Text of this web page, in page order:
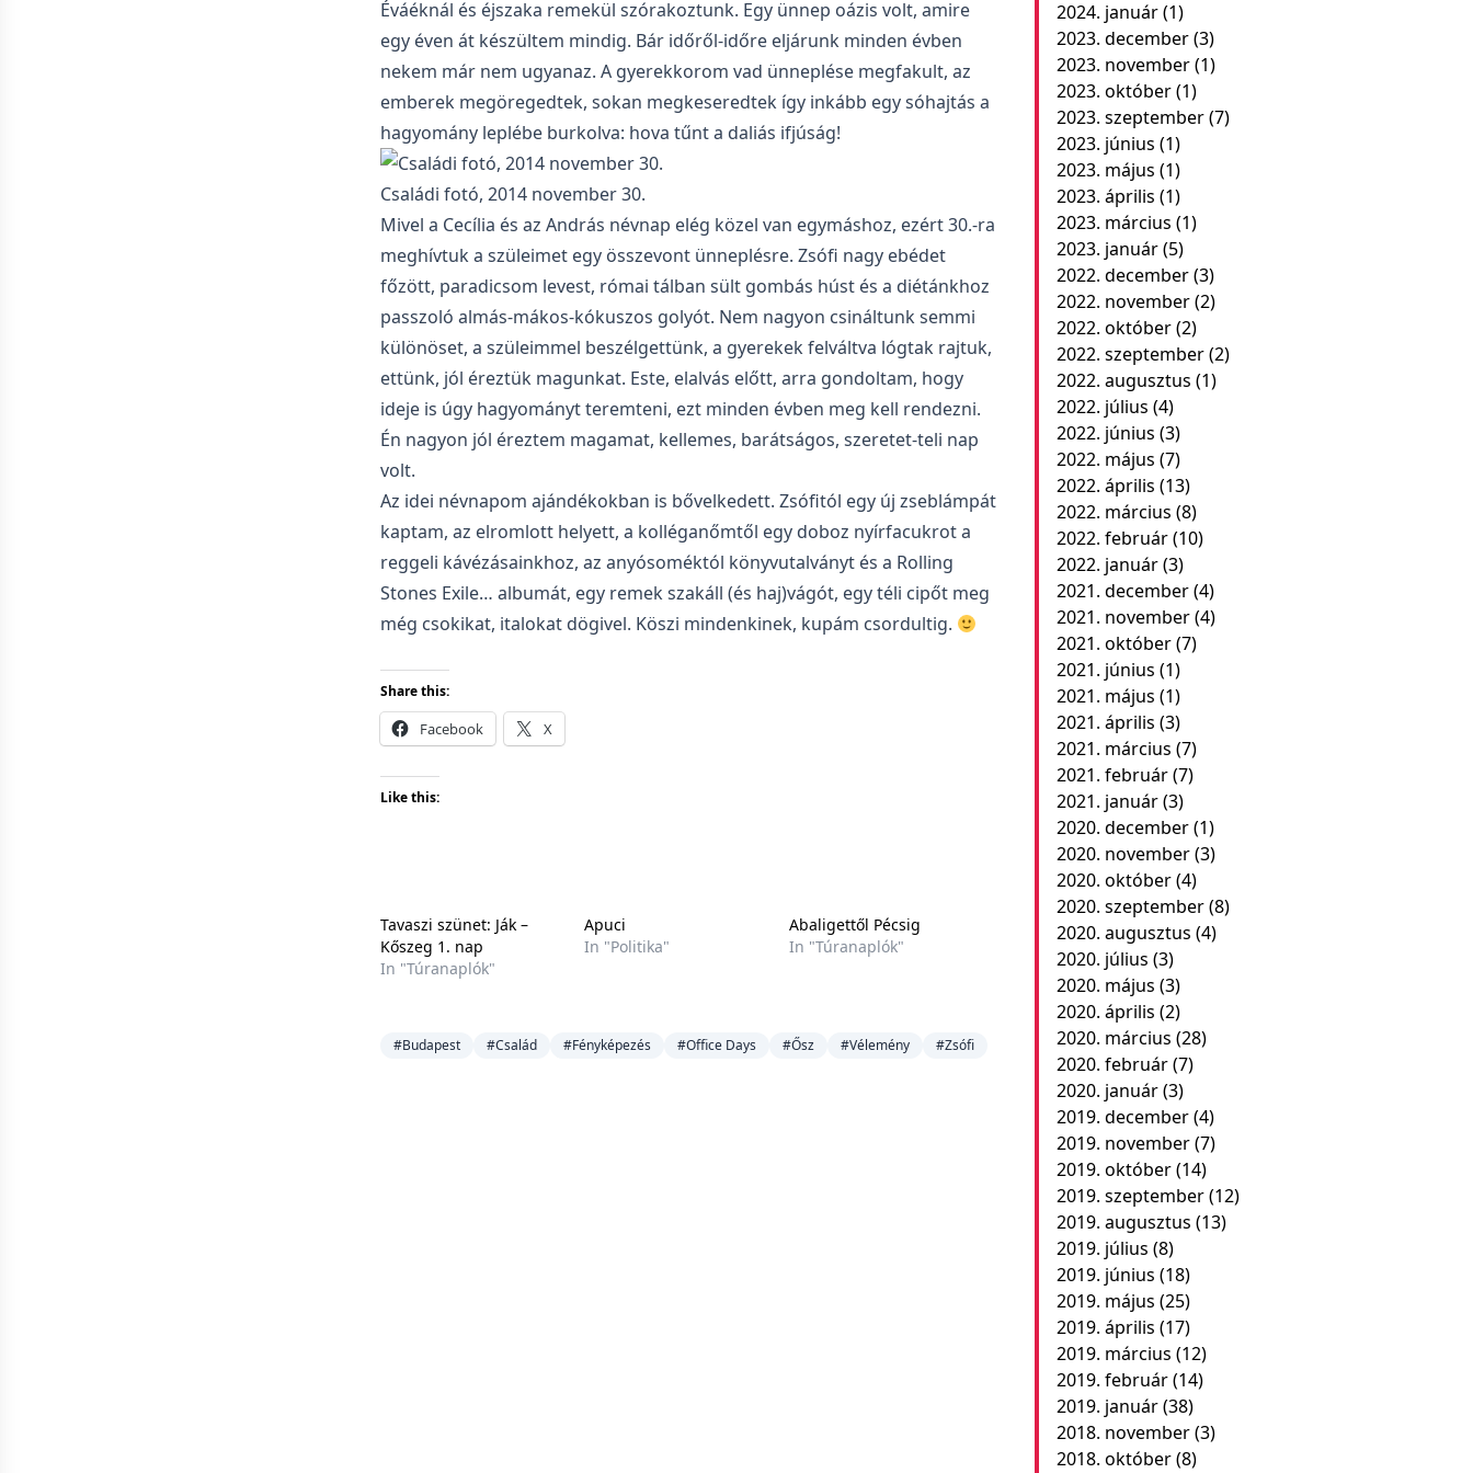
Éváéknál és éjszaka remekül szórakoztunk. Egy ünnep oázis volt, amire
egy éven át készültem mindig. Bár időről-időre eljárunk minden évben
nekem már nem ugyanaz. A gyerekkorom vad ünneplése megfakult, az
emberek megöregedtek, sokan megkeseredtek így inkább egy sóhajtás a
hagyomány leplébe burkolva: hova tűnt a daliás ifjúság!
Családi fotó, 2014 november 30.
Mivel a Cecília és az András névnap elég közel van egymáshoz, ezért 30.-ra
meghívtuk a szüleimet egy összevont ünneplésre. Zsófi nagy ebédet
főzött, paradicsom levest, római tálban sült gombás húst és a diétánkhoz
passzoló almás-mákos-kókuszos golyót. Nem nagyon csináltunk semmi
különöset, a szüleimmel beszélgettünk, a gyerekek felváltva lógtak rajtuk,
ettünk, jól éreztük magunkat. Este, elalvás előtt, arra gondoltam, hogy
ideje is úgy hagyományt teremteni, ezt minden évben meg kell rendezni.
Én nagyon jól éreztem magamat, kellemes, barátságos, szeretet-teli nap
volt.
Az idei névnapom ajándékokban is bővelkedett. Zsófitól egy új zseblámpát
kaptam, az elromlott helyett, a kolléganőmtől egy doboz nyírfacukrot a
reggeli kávézásainkhoz, az anyósoméktól könyvutalványt és a Rolling
Stones Exile… albumát, egy remek szakáll (és haj)vágót, egy téli cipőt meg
még csokikat, italokat dögivel. Köszi mindenkinek, kupám csordultig.
Share this:
Facebook X
Like this:
Tavaszi szünet: Ják –
Kőszeg 1. nap
In "Túranaplók"
Apuci
In "Politika"
Abaligettől Pécsig
In "Túranaplók"
#Budapest #Család #Fényképezés #Office Days #Ősz #Vélemény #Zsófi
2024. január(1)
2023. december(3)
2023. november(1)
2023. október(1)
2023. szeptember(7)
2023. június (1)
2023. május (1)
2023. április (1)
2023. március (1)
2023. január(5)
2022. december(3)
2022. november(2)
2022. október(2)
2022. szeptember(2)
2022. augusztus (1)
2022. július (4)
2022. június (3)
2022. május (7)
2022. április (13)
2022. március (8)
2022. február(10)
2022. január(3)
2021. december(4)
2021. november(4)
2021. október(7)
2021. június (1)
2021. május (1)
2021. április (3)
2021. március (7)
2021. február(7)
2021. január(3)
2020. december(1)
2020. november(3)
2020. október(4)
2020. szeptember(8)
2020. augusztus (4)
2020. július (3)
2020. május (3)
2020. április (2)
2020. március (28)
2020. február(7)
2020. január(3)
2019. december(4)
2019. november(7)
2019. október(14)
2019. szeptember(12)
2019. augusztus (13)
2019. július (8)
2019. június (18)
2019. május (25)
2019. április (17)
2019. március (12)
2019. február(14)
2019. január(38)
2018. november(3)
2018. október(8)